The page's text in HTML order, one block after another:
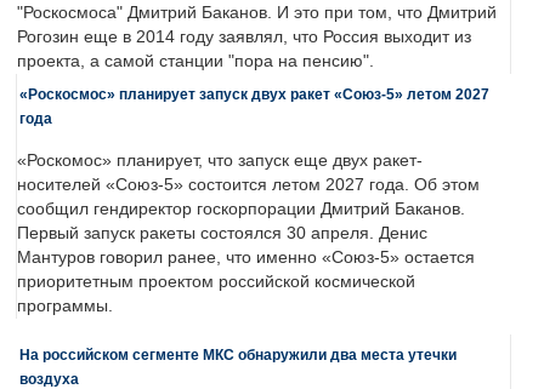
"Роскосмоса" Дмитрий Баканов. И это при том, что Дмитрий
Рогозин еще в 2014 году заявлял, что Россия выходит из
проекта, а самой станции "пора на пенсию".
«Роскосмос» планирует запуск двух ракет «Союз-5» летом 2027
года
«Роскомос» планирует, что запуск еще двух ракет-
носителей «Союз-5» состоится летом 2027 года. Об этом
сообщил гендиректор госкорпорации Дмитрий Баканов.
Первый запуск ракеты состоялся 30 апреля. Денис
Мантуров говорил ранее, что именно «Союз-5» остается
приоритетным проектом российской космической
программы.
На российском сегменте МКС обнаружили два места утечки
воздуха